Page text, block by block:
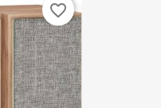
favorite_border